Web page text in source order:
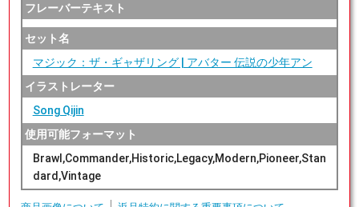
フレーバーテキスト
セット名
マジック：ザ・ギャザリング | アバター 伝説の少年アン
イラストレーター
Song Qijin
使用可能フォーマット
Brawl,Commander,Historic,Legacy,Modern,Pioneer,Stan
dard,Vintage